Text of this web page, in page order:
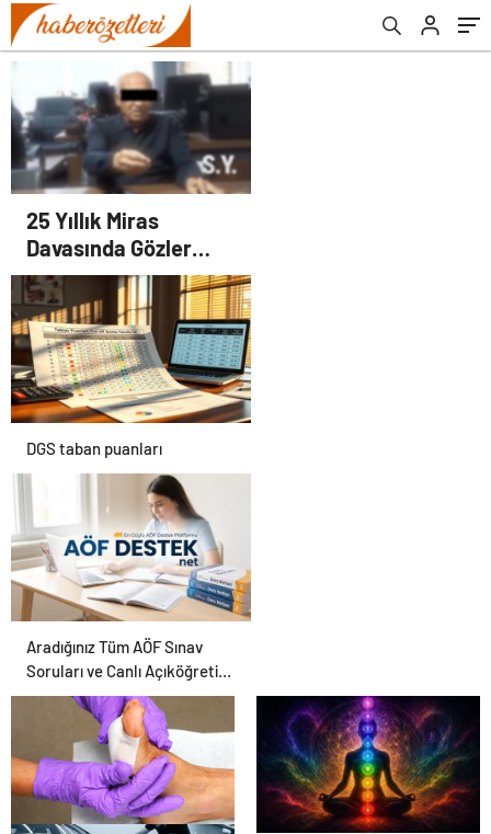
25 Yıllık Miras
Davasında Gözler
Temmuz Ayındaki
Karar Duruşmasına
Çevrildi
DGS taban puanları
Aradığınız Tüm AÖF Sınav
Soruları ve Canlı Açıköğretim
Forumu Burada